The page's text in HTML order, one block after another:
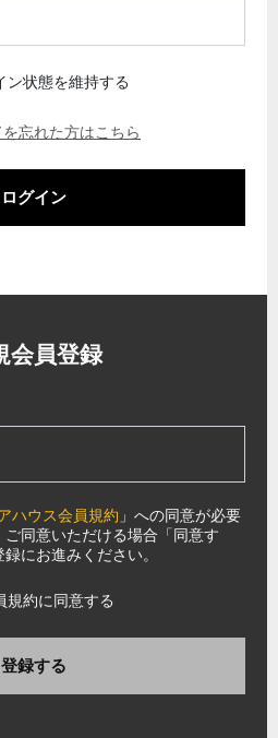
ン状態を維持する
忘れた方はこちら
ログイン
会員登録
ハウス会員規約 」への同意が必要
同意いただける場合「同意す
にお進みください。
規約に同意する
登録する